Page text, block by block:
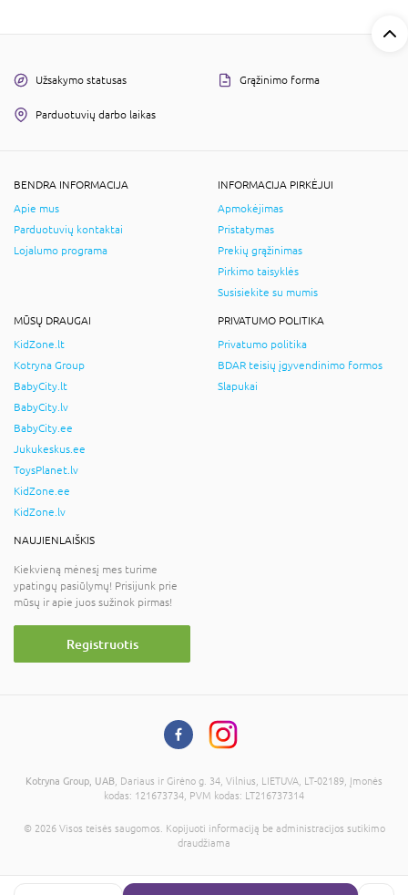
Užsakymo statusas Grąžinimo forma
Parduotuvių darbo laikas
BENDRA INFORMACIJA
Apie mus
Parduotuvių kontaktai
Lojalumo programa
INFORMACIJA PIRKĖJUI
Apmokėjimas
Pristatymas
Prekių grąžinimas
Pirkimo taisyklės
Susisiekite su mumis
MŪSŲ DRAUGAI
KidZone.lt
Kotryna Group
BabyCity.lt
BabyCity.lv
BabyCity.ee
Jukukeskus.ee
ToysPlanet.lv
KidZone.ee
KidZone.lv
PRIVATUMO POLITIKA
Privatumo politika
BDAR teisių įgyvendinimo formos
Slapukai
NAUJIENLAIŠKIS
Kiekvieną mėnesį mes turime
ypatingų pasiūlymų! Prisijunk prie
mūsų ir apie juos sužinok pirmas!
Registruotis
Kotryna Group, UAB , Dariaus ir Girėno g. 34, Vilnius, LIETUVA, LT-02189, Įmonės
kodas: 121673734, PVM kodas: LT216737314
© 2026 Visos teisės saugomos. Kopijuoti informaciją be administracijos sutikimo
draudžiama